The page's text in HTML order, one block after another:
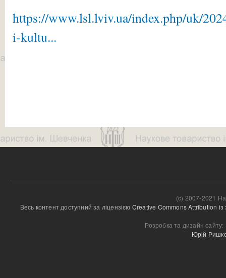
https://www.lsl.lviv.ua/index.php/uk/
i-kultu...
(c) 2007-2021
Весь контент доступний за ліцензією Creative Commons Attribution
Розробка та дизайн сайту:
Юрій